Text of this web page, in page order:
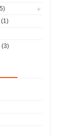
(1)
(3)